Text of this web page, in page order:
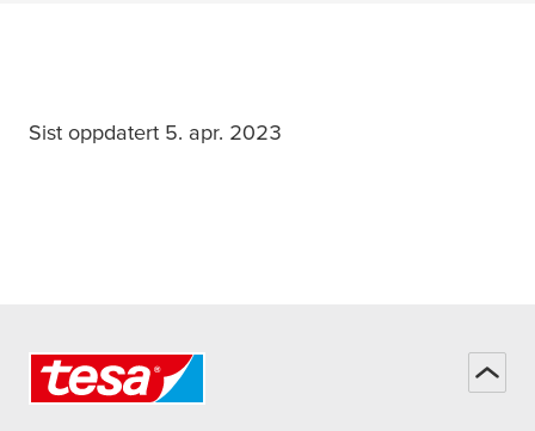
Sist oppdatert 5. apr. 2023